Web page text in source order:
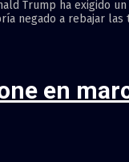
Trump ha exigido
negado a rebajar
en